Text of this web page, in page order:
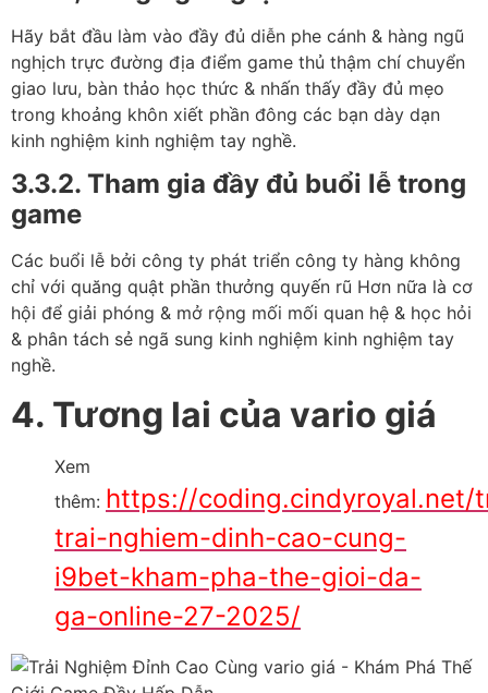
Hãy bắt đầu làm vào đầy đủ diễn phe cánh & hàng ngũ
nghịch trực đường địa điểm game thủ thậm chí chuyển
giao lưu, bàn thảo học thức & nhấn thấy đầy đủ mẹo
trong khoảng khôn xiết phần đông các bạn dày dạn
kinh nghiệm kinh nghiệm tay nghề.
3.3.2. Tham gia đầy đủ buổi lễ trong
game
Các buổi lễ bởi công ty phát triển công ty hàng không
chỉ với quăng quật phần thưởng quyến rũ Hơn nữa là cơ
hội để giải phóng & mở rộng mối mối quan hệ & học hỏi
& phân tách sẻ ngã sung kinh nghiệm kinh nghiệm tay
nghề.
4. Tương lai của vario giá
Xem
thêm: https://coding.cindyroyal.net/
trai-nghiem-dinh-cao-cung-
i9bet-kham-pha-the-gioi-da-
ga-online-27-2025/